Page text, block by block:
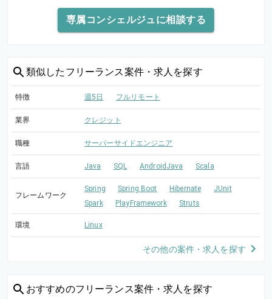
専属コンシェルジュに相談する
類似した フリーランス案件・求人を探す
特徴 週5日 フルリモート
業界 クレジット
職種 サーバーサイドエンジニア
言語 Java SQL AndroidJava Scala
フレームワーク
Spring Spring Boot Hibernate
JUnit
Spark
PlayFramework Struts
環境 Linux
その他の案件・求人を探す
おすすめのフリーランス案件・求人を探す